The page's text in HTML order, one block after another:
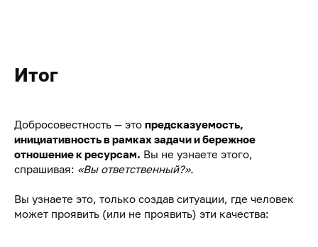
Итог
Добросовестность — это предсказуемость,
инициативность в рамках задачи и бережное
отношение к ресурсам. Вы не узнаете этого,
спрашивая: «Вы ответственный?».
Вы узнаете это, только создав ситуации, где человек
может проявить (или не проявить) эти качества: